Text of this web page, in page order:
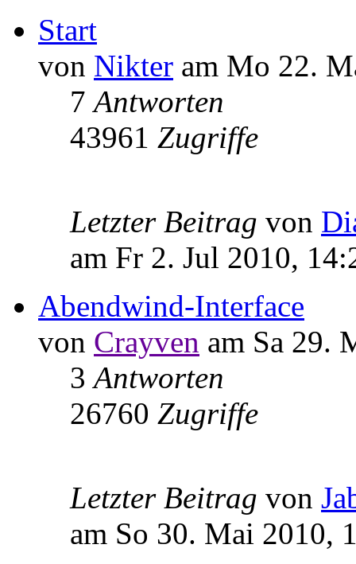
Start
von Nikter am Mo 22.
7Antworten
43961 Zugriffe
Letzter Beitrag von
am Fr 2. Jul 2010,
Abendwind-Interface
von Crayven am Sa 29.
3Antworten
26760 Zugriffe
Letzter Beitrag von
am So 30. Mai 2010,